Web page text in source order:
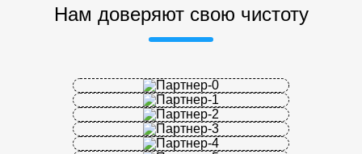
Нам доверяют свою чистоту